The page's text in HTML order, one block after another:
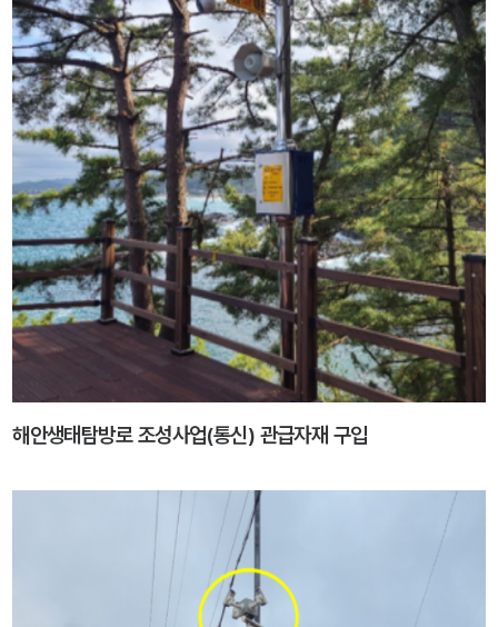
해안생태탐방로 조성사업(통신) 관급자재 구입